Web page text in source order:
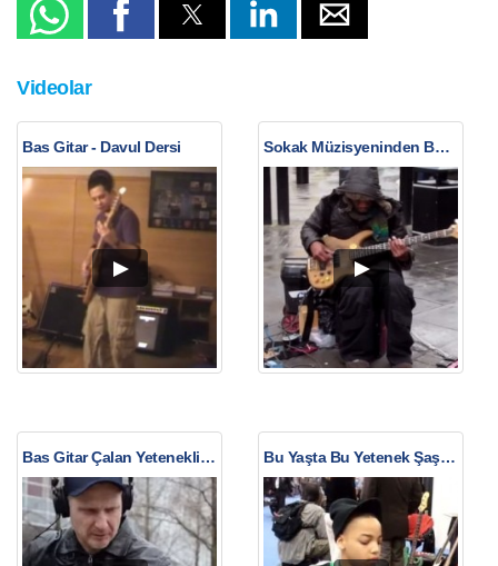
Videolar
Bas Gitar - Davul Dersi Sokak Müzisyeninden Büyüleyici Bir Şov
Bas Gitar Çalan Yetenekli Adam Bu Yaşta Bu Yetenek Şaşırtıyor